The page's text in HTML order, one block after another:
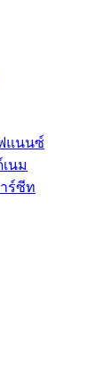
แนนซ์
นม
ร์ซีท